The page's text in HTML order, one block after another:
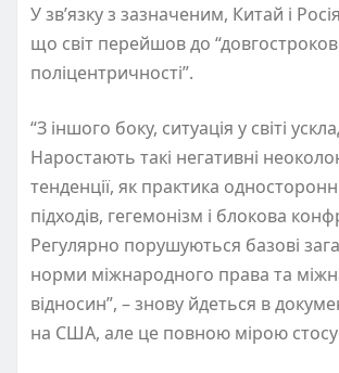
У зв’язку з зазначеним, Китай і
що світ перейшов до
поліцентричності”.
“З іншого боку, ситуація у світі
Наростають такі негативні
тенденції, як практика
підходів, гегемонізм і блокова
Регулярно порушуються базові
норми міжнародного права та
відносин”, – знову йдеться в
на США, але це повною мірою